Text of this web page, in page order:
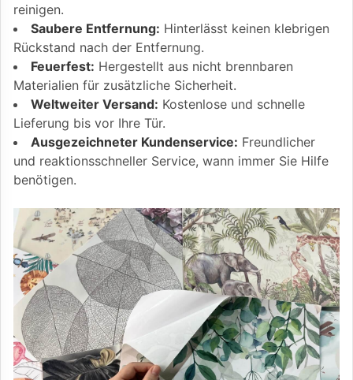
reinigen.
Saubere Entfernung: Hinterlässt keinen klebrigen
Rückstand nach der Entfernung.
Feuerfest: Hergestellt aus nicht brennbaren
Materialien für zusätzliche Sicherheit.
Weltweiter Versand: Kostenlose und schnelle
Lieferung bis vor Ihre Tür.
Ausgezeichneter Kundenservice: Freundlicher
und reaktionsschneller Service, wann immer Sie Hilfe
benötigen.